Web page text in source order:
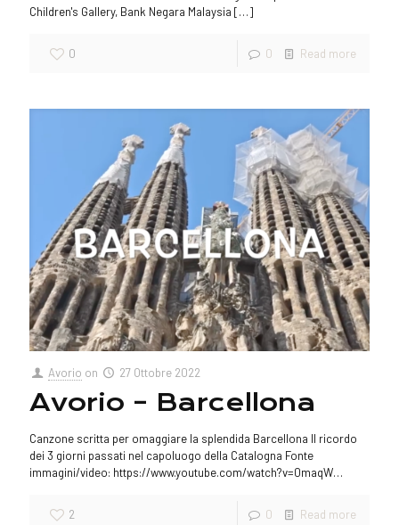
Children's Gallery, Bank Negara Malaysia […]
0 0 Read more
Avorio on 27 Ottobre 2022
Avorio – Barcellona
Canzone scritta per omaggiare la splendida Barcellona Il ricordo
dei 3 giorni passati nel capoluogo della Catalogna Fonte
immagini/video: https://www.youtube.com/watch?v=0maqW…
2 0 Read more